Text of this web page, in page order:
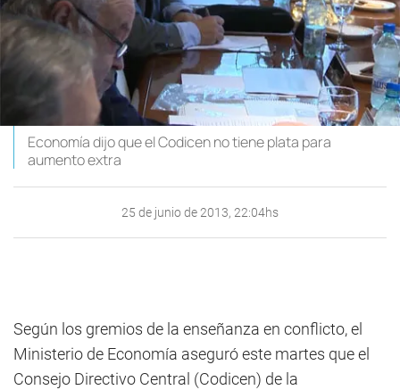
Economía dijo que el Codicen no tiene plata para
aumento extra
25 de junio de 2013, 22:04hs
Según los gremios de la enseñanza en conflicto, el
Ministerio de Economía aseguró este martes que el
Consejo Directivo Central (Codicen) de la